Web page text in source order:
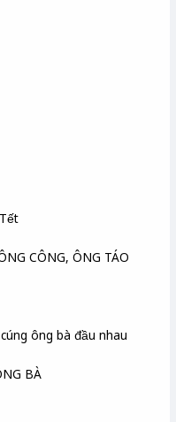
CÔNG, ÔNG TÁO
ông bà đầu nhau
BÀ